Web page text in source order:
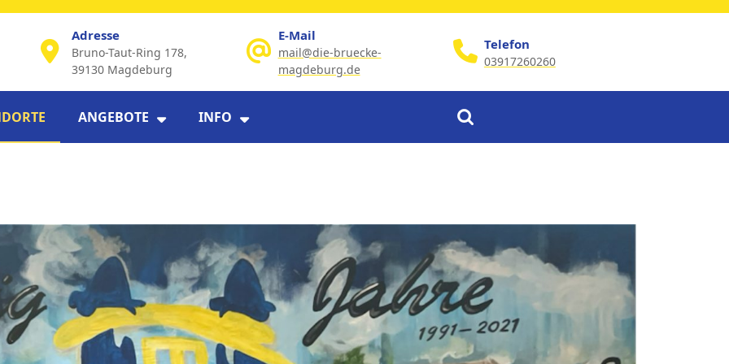
Adresse
Bruno-Taut-Ring 178,
39130 Magdeburg
E-Mail
mail@die-bruecke-
magdeburg.de
Email
Telefon
03917260260
ANGEBOTE INFO
Search
for: